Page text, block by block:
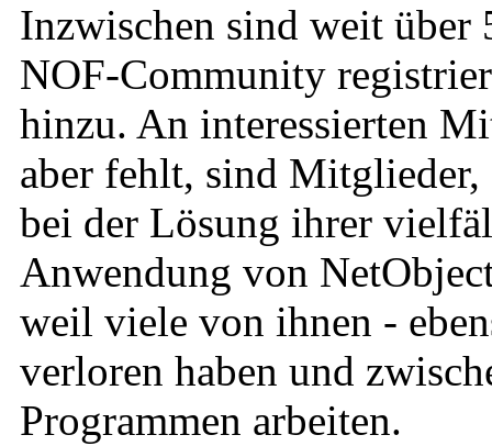
Inzwischen sind weit über
NOF-Community
hinzu. An interessierten
aber fehlt, sind Mitglieder,
bei der Lösung ihrer
Anwendung von
weil viele von ihnen -
verloren haben und
Programmen arbeiten.